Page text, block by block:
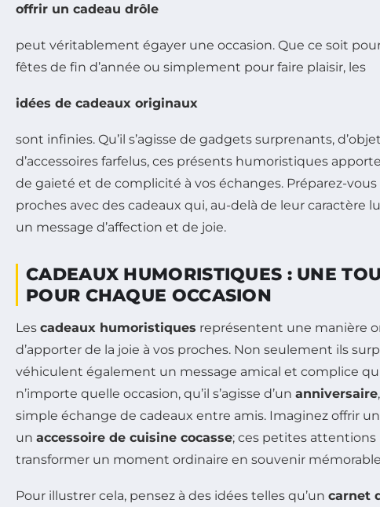
offrir un cadeau drôle
peut véritablement égayer une occasion. Que ce soit
fêtes de fin d’année ou simplement pour faire plaisir, les
idées de cadeaux originaux
sont infinies. Qu’il s’agisse de gadgets surprenants,
d’accessoires farfelus, ces présents humoristiques
de gaieté et de complicité à vos échanges. Préparez-
proches avec des cadeaux qui, au-delà de leur caractère
un message d’affection et de joie.
CADEAUX HUMORISTIQUES : UNE
POUR CHAQUE OCCASION
Les cadeaux humoristiques représentent une manière
d’apporter de la joie à vos proches. Non seulement ils
véhiculent également un message amical et complice
n’importe quelle occasion, qu’il s’agisse d’un anniversaire
simple échange de cadeaux entre amis. Imaginez offrir un
un accessoire de cuisine cocasse; ces petites
transformer un moment ordinaire en souvenir
Pour illustrer cela, pensez à des idées telles qu’un carnet